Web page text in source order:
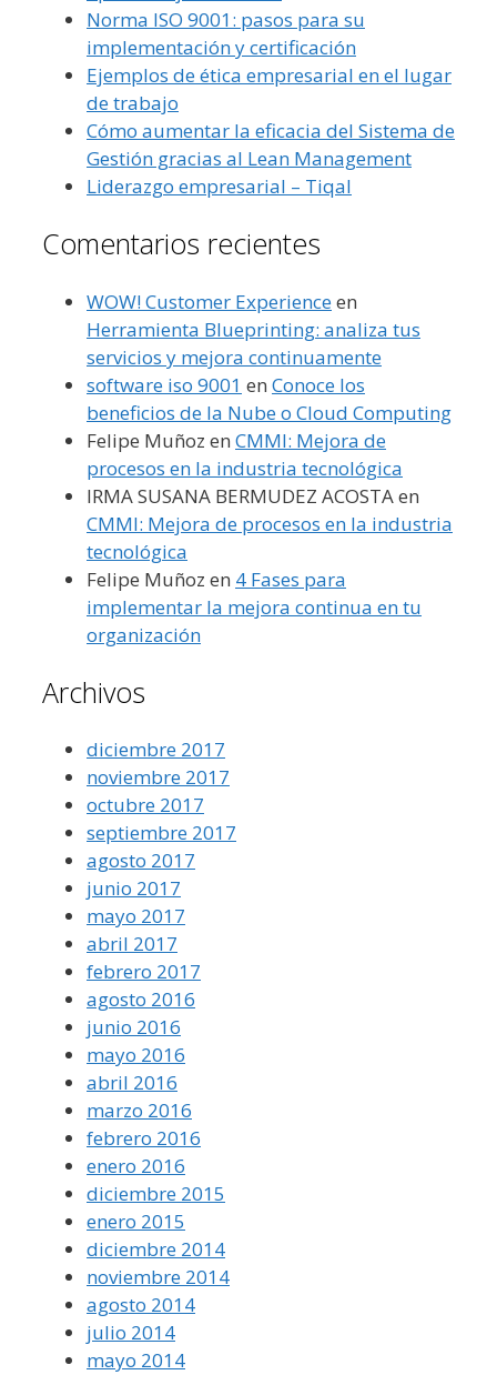
Norma ISO 9001: pasos para su
implementación y certificación
Ejemplos de ética empresarial en el lugar
de trabajo
Cómo aumentar la eficacia del Sistema de
Gestión gracias al Lean Management
Liderazgo empresarial – Tiqal
Comentarios recientes
WOW! Customer Experienceen
Herramienta Blueprinting: analiza tus
servicios y mejora continuamente
software iso 9001 en Conoce los
beneficios de la Nube o Cloud Computing
Felipe Muñoz en CMMI: Mejora de
procesos en la industria tecnológica
IRMA SUSANA BERMUDEZ ACOSTAen
CMMI: Mejora de procesos en la industria
tecnológica
Felipe Muñoz en 4 Fases para
implementar la mejora continua en tu
organización
Archivos
diciembre 2017
noviembre 2017
octubre 2017
septiembre 2017
agosto 2017
junio 2017
mayo 2017
abril 2017
febrero 2017
agosto 2016
junio 2016
mayo 2016
abril 2016
marzo 2016
febrero 2016
enero 2016
diciembre 2015
enero 2015
diciembre 2014
noviembre 2014
agosto 2014
julio 2014
mayo 2014